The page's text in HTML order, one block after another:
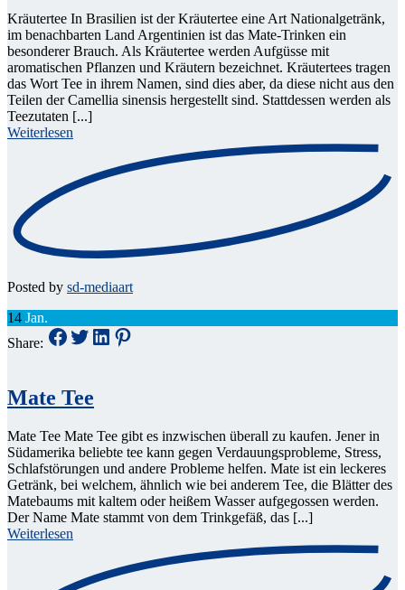
Kräutertee In Brasilien ist der Kräutertee eine Art Nationalgetränk,
im benachbarten Land Argentinien ist das Mate-Trinken ein
besonderer Brauch. Als Kräutertee werden Aufgüsse mit
aromatischen Pflanzen und Kräutern bezeichnet. Kräutertees tragen
das Wort Tee in ihrem Namen, sind dies aber, da diese nicht aus den
Teilen der Camellia sinensis hergestellt sind. Stattdessen werden als
Teezutaten [...]
Weiterlesen
Posted by sd-mediaart
14 Jan.
Share:
Mate Tee
Mate Tee Mate Tee gibt es inzwischen überall zu kaufen. Jener in
Südamerika beliebte tee kann gegen Verdauungsprobleme, Stress,
Schlafstörungen und andere Probleme helfen. Mate ist ein leckeres
Getränk, bei welchem, ähnlich wie bei anderem Tee, die Blätter des
Matebaums mit kaltem oder heißem Wasser aufgegossen werden.
Der Name Mate stammt von dem Trinkgefäß, das [...]
Weiterlesen